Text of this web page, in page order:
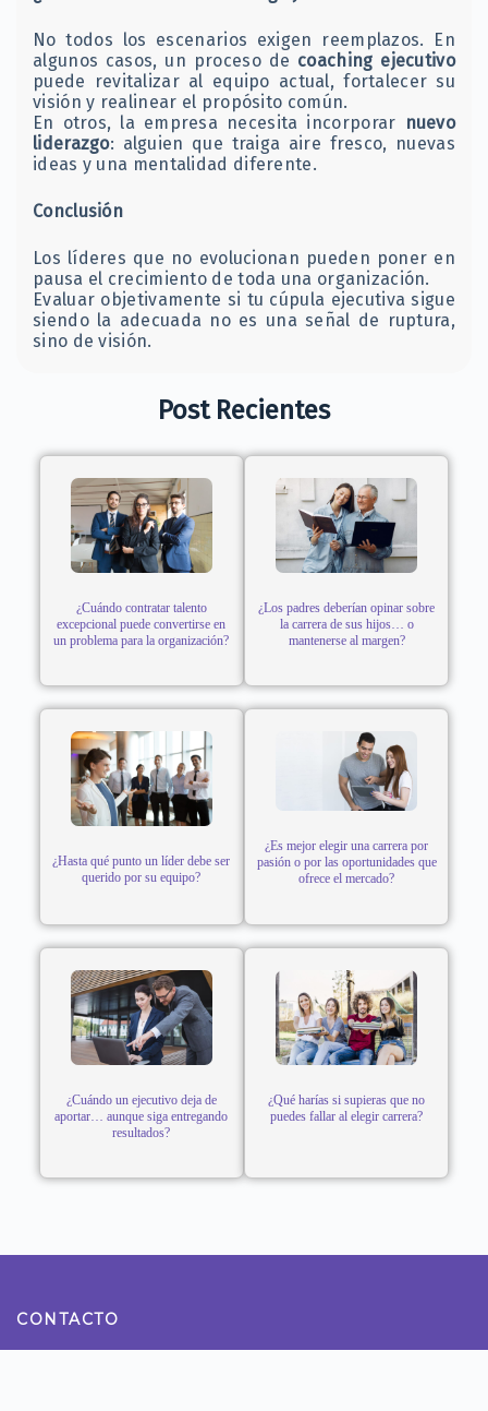
No todos los escenarios exigen reemplazos. En
algunos casos, un proceso de coaching ejecutivo
puede revitalizar al equipo actual, fortalecer su
visión y realinear el propósito común.
En otros, la empresa necesita incorporar nuevo
liderazgo: alguien que traiga aire fresco, nuevas
ideas y una mentalidad diferente.
Conclusión
Los líderes que no evolucionan pueden poner en
pausa el crecimiento de toda una organización.
Evaluar objetivamente si tu cúpula ejecutiva sigue
siendo la adecuada no es una señal de ruptura,
sino de visión.
Post Recientes
¿Cuándo contratar talento
excepcional puede convertirse en
un problema para la organización?
¿Los padres deberían opinar sobre
la carrera de sus hijos… o
mantenerse al margen?
¿Hasta qué punto un líder debe ser
querido por su equipo?
¿Es mejor elegir una carrera por
pasión o por las oportunidades que
ofrece el mercado?
¿Cuándo un ejecutivo deja de
aportar… aunque siga entregando
resultados?
¿Qué harías si supieras que no
puedes fallar al elegir carrera?
CONTACTO